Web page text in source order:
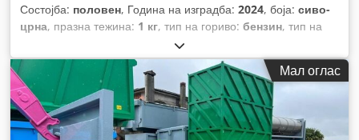
Состојба: половен, Година на изградба: 2024, боја: сиво-
црна, празна тежина: 1 кг, тип на гориво: бензин, тип на
Мал оглас